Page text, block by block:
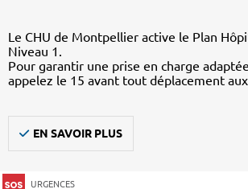
Le CHU de Montpellier active le Plan
Niveau 1.
Pour garantir une prise en charge
appelez le 15 avant tout déplacement
EN SAVOIR PLUS
URGENCES